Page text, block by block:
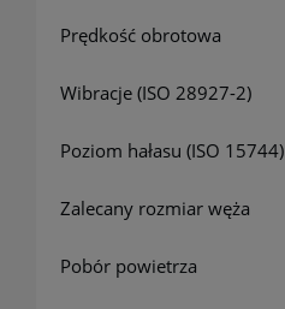
Prędkość obrotowa
Wibracje (ISO 28927-2)
Poziom hałasu (ISO 15744)
Zalecany rozmiar węża
Pobór powietrza